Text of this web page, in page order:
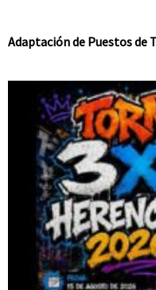
Adaptación de Puestos de